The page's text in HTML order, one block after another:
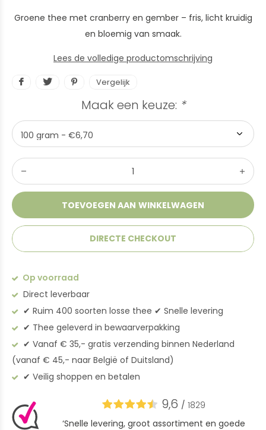
Groene thee met cranberry en gember – fris, licht kruidig
en bloemig van smaak.
Lees de volledige productomschrijving
Vergelijk
Maak een keuze: *
TOEVOEGEN AAN WINKELWAGEN
DIRECTE CHECKOUT
Op voorraad
Direct leverbaar
✔︎ Ruim 400 soorten losse thee ✔︎ Snelle levering
✔︎ Thee geleverd in bewaarverpakking
✔︎ Vanaf € 35,- gratis verzending binnen Nederland
(vanaf € 45,- naar België of Duitsland)
✔︎ Veilig shoppen en betalen
9,6 / 1829
‘Snelle levering, groot assortiment en goede